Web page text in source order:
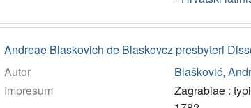
Andreae Blaskovich de Blaskovcz presbyteri
Autor
Blašković,
Impresum
Zagrabiae :